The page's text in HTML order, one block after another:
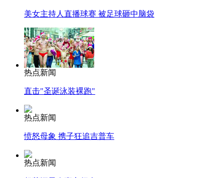
美女主持人直播球赛 被足球砸中脑袋
热点新闻
直击"圣诞泳装裸跑"
热点新闻
愤怒母象 携子狂追吉普车
热点新闻